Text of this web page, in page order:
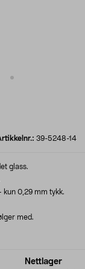
39-5248-14
Nettlager
glass.
kun 0,29 mm tykk.
med.